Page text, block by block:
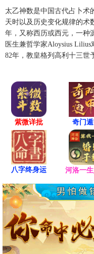
太乙神数是中国古代占卜术
天时以及历史变化规律的术
年，又称西历或西元，一种
医生兼哲学家Aloysius
82年，教皇格列高利十三世
紫微详批 奇门遁
八字终身运 河洛一